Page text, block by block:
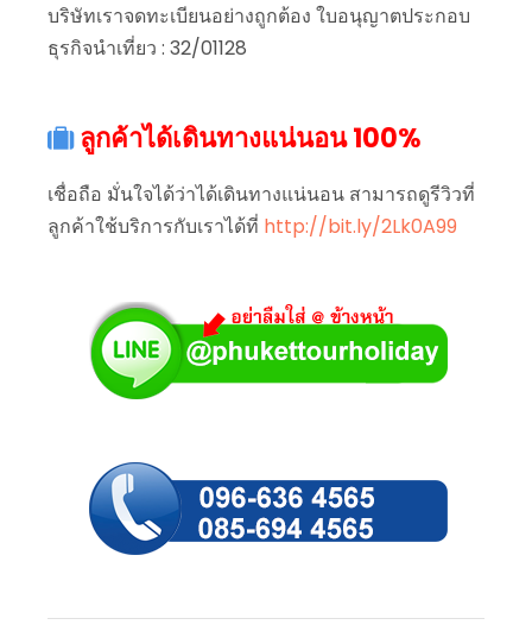
บริษัทเราจดทะเบียนอย่างถูกต้อง ใบอนุญาตประกอบ
ธุรกิจนำเที่ยว : 32/01128
ลูกค้าได้เดินทางแน่นอน 100%
เชื่อถือ มั่นใจได้ว่าได้เดินทางแน่นอน สามารถดูรีวิวที่
ลูกค้าใช้บริการกับเราได้ที่ http://bit.ly/2Lk0A99